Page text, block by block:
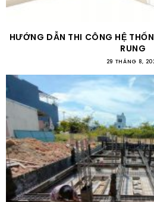
HƯỚNG DẪN THI CÔNG HỆ
RUNG
29 THÁNG 8,